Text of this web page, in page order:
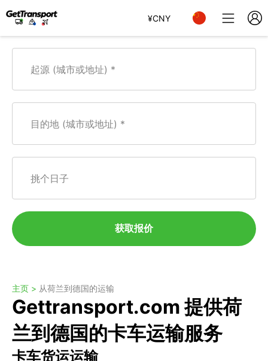
¥CNY
起源 (城市或地址)
目的地 (城市或地址)
挑个日子
获取报价
主页 > 从荷兰到德国的运输
Gettransport.com 提供荷
兰到德国的卡车运输服务
卡车货运运输